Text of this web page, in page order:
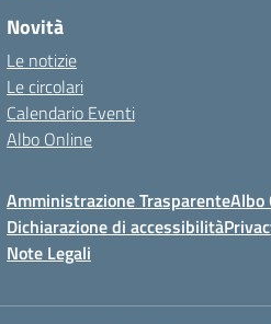
Novità
Le notizie
Le circolari
Calendario Eventi
Albo Online
Amministrazione TrasparenteAlbo
Dichiarazione di accessibilità
Note Legali